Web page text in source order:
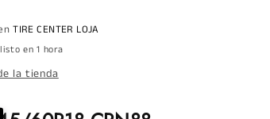
TIRE CENTER LOJA
en 1 hora
la tienda